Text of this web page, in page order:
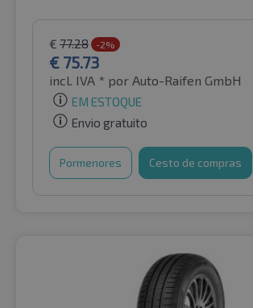
€ 77.28 -2%
€ 75.73
incl. IVA * por Auto-Raifen GmbH
EM ESTOQUE
Envio gratuito
Pormenores Cesto de compras